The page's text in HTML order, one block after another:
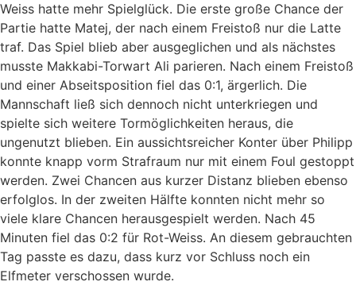
Weiss hatte mehr Spielglück. Die erste große Chance der
Partie hatte Matej, der nach einem Freistoß nur die Latte
traf. Das Spiel blieb aber ausgeglichen und als nächstes
musste Makkabi-Torwart Ali parieren. Nach einem Freistoß
und einer Abseitsposition fiel das 0:1, ärgerlich. Die
Mannschaft ließ sich dennoch nicht unterkriegen und
spielte sich weitere Tormöglichkeiten heraus, die
ungenutzt blieben. Ein aussichtsreicher Konter über Philipp
konnte knapp vorm Strafraum nur mit einem Foul gestoppt
werden. Zwei Chancen aus kurzer Distanz blieben ebenso
erfolglos. In der zweiten Hälfte konnten nicht mehr so
viele klare Chancen herausgespielt werden. Nach 45
Minuten fiel das 0:2 für Rot-Weiss. An diesem gebrauchten
Tag passte es dazu, dass kurz vor Schluss noch ein
Elfmeter verschossen wurde.